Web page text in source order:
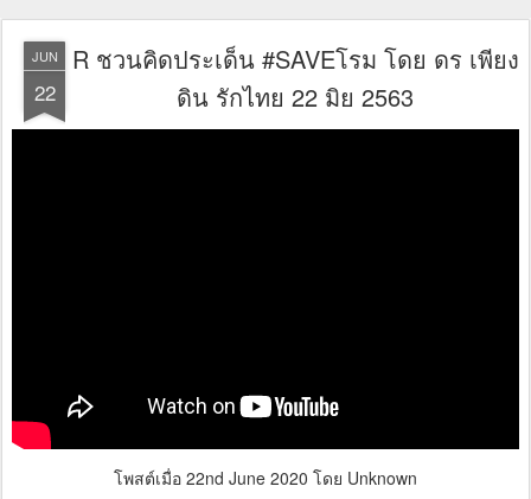
JUN
22
R ชวนคิดประเด็น #SAVEโรม โดย ดร เพียง
ดิน รักไทย 22 มิย 2563
โพสต์เมื่อ 22nd June 2020 โดย Unknown